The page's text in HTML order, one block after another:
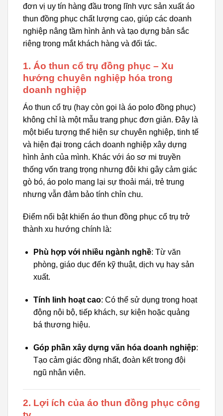
đơn vị uy tín hàng đầu trong lĩnh vực sản xuất áo
thun đồng phục chất lượng cao, giúp các doanh
nghiệp nâng tầm hình ảnh và tạo dựng bản sắc
riêng trong mắt khách hàng và đối tác.
1. Áo thun cổ trụ đồng phục – Xu
hướng chuyên nghiệp hóa trong
doanh nghiệp
Áo thun cổ trụ (hay còn gọi là áo polo đồng phục)
không chỉ là một mẫu trang phục đơn giản. Đây là
một biểu tượng thể hiện sự chuyên nghiệp, tinh tế
và hiện đại trong cách doanh nghiệp xây dựng
hình ảnh của mình. Khác với áo sơ mi truyền
thống vốn trang trọng nhưng đôi khi gây cảm giác
gò bó, áo polo mang lại sự thoải mái, trẻ trung
nhưng vẫn đảm bảo tính chỉn chu.
Điểm nổi bật khiến áo thun đồng phục cổ trụ trở
thành xu hướng chính là:
Phù hợp với nhiều ngành nghề: Từ văn
phòng, giáo dục đến kỹ thuật, dịch vụ hay sản
xuất.
Tính linh hoạt cao: Có thể sử dụng trong hoạt
động nội bộ, tiếp khách, sự kiện hoặc quảng
bá thương hiệu.
Góp phần xây dựng văn hóa doanh nghiệp:
Tạo cảm giác đồng nhất, đoàn kết trong đội
ngũ nhân viên.
2. Lợi ích của áo thun đồng phục công